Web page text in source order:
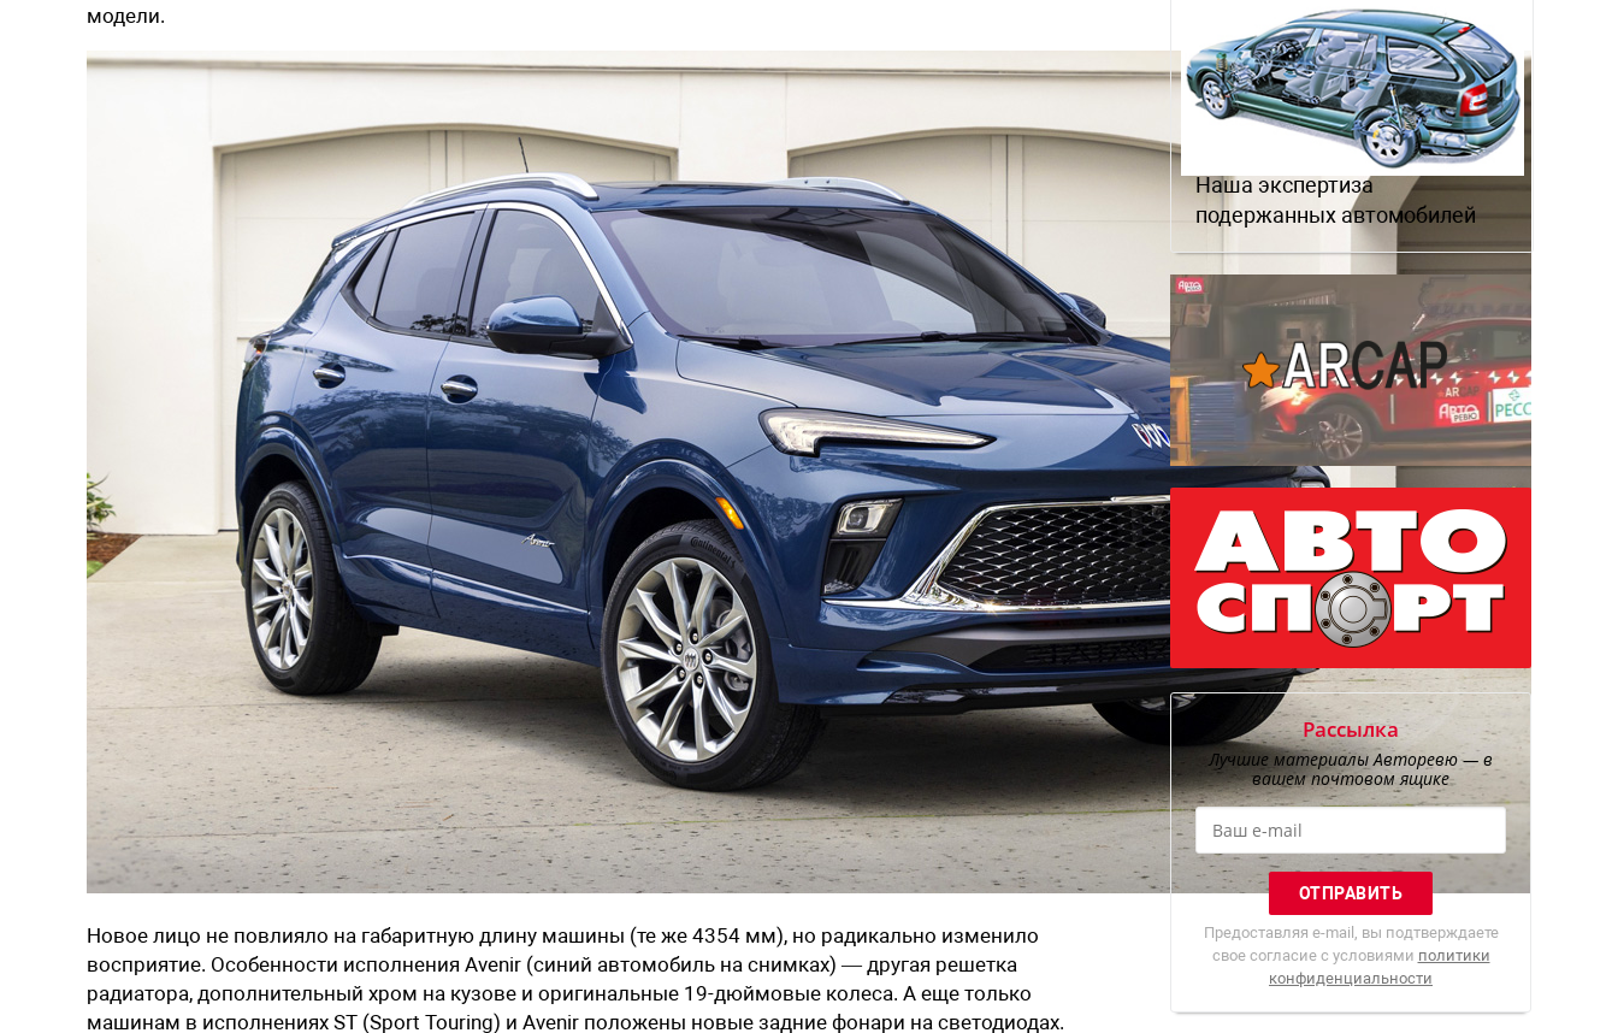
модели.
Новое лицо не повлияло на габаритную длину машины (те же 4354 мм), но радикально изменило
восприятие. Особенности исполнения Avenir (синий автомобиль на снимках) — другая решетка
радиатора, дополнительный хром на кузове и оригинальные 19-дюймовые колеса. А еще только
машинам в исполнениях ST (Sport Touring) и Avenir положены новые задние фонари на светодиодах.
Наша экспертиза
подержанных автомобилей
Рассылка
Лучшие материалы Авторевю — в
вашем почтовом ящике
Предоставляя e-mail, вы подтверждаете
свое согласие с условиями политики
конфиденциальности